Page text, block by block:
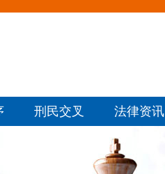
刑民交叉 法律资讯